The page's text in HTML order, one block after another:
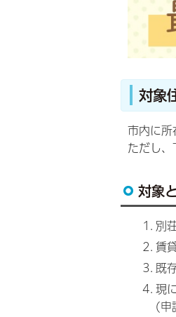
対象
市内に所
ただし、
対象
別
賃
既
現
(申